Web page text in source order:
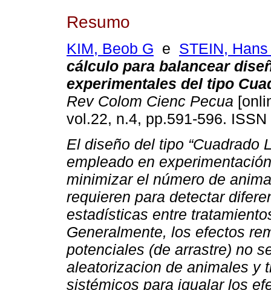
Resumo
KIM, Beob G e STEIN,
cálculo para balancear
experimentales del tipo
Rev Colom Cienc Pecua
vol.22, n.4, pp.591-596.
El diseño del tipo “Cuadrado
empleado en
minimizar el número de
requieren para detectar
estadísticas entre
Generalmente, los efectos
potenciales (de arrastre) no
aleatorizacion de animales y
sistémicos para igualar los